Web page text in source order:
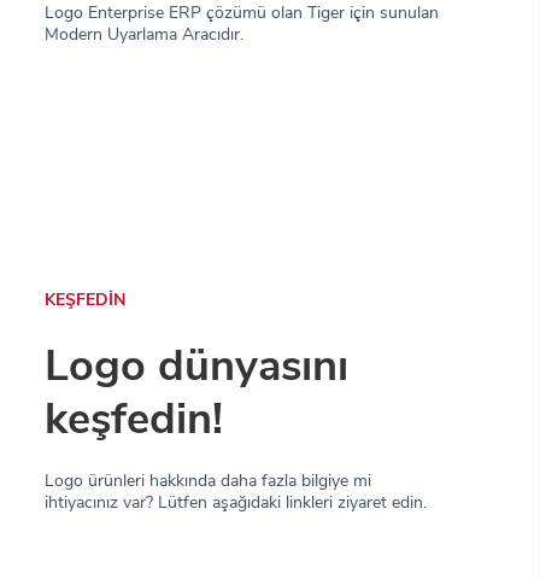
Logo Enterprise ERP çözümü olan Tiger için sunulan
Modern Uyarlama Aracıdır.
KEŞFEDİN
Logo dünyasını
keşfedin!
Logo ürünleri hakkında daha fazla bilgiye mi
ihtiyacınız var? Lütfen aşağıdaki linkleri ziyaret edin.